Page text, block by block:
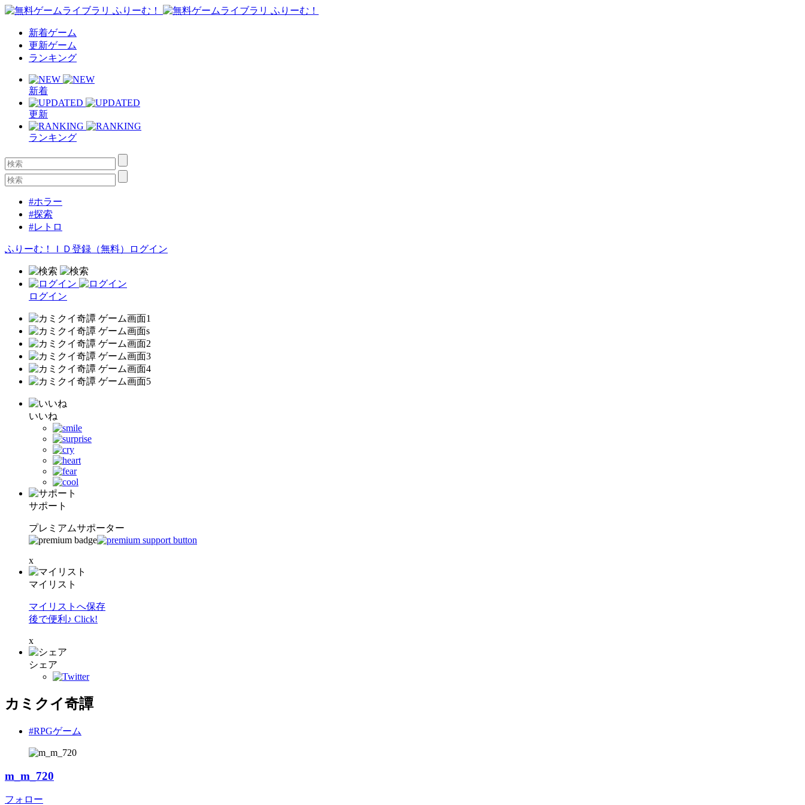
新着ゲーム
更新ゲーム
ランキング
新着
更新
ランキング
#ホラー
#探索
#レトロ
ふりーむ！ＩＤ登録（無料） ログイン
ログイン
いいね
サポート
プレミアムサポーター
x
マイリスト
マイリストへ保存
後で便利♪ Click!
x
シェア
カミクイ奇譚
#RPGゲーム
m_m_720
フォロー